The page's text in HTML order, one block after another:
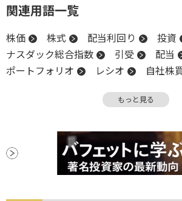
関連用語一覧
株価 株式 配当利回り
投資
ナスダック総合指数
引受
配当
ポートフォリオ
レシオ 自社株
株価収益率
キャッシ
バリュエーション PBR
もっと見る